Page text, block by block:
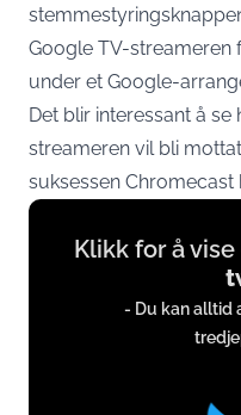
Google TV-streameren
under et Google-
Det blir interessant å
streameren vil bli
suksessen Chromecast
Display
contentKlikk for å
- Du kan alltid